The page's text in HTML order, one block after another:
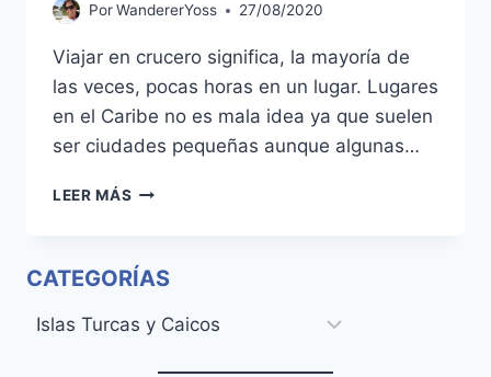
PorWandererYoss 27/08/2020
Viajar en crucero significa, la mayoría de
las veces, pocas horas en un lugar. Lugares
en el Caribe no es mala idea ya que suelen
ser ciudades pequeñas aunque algunas…
LEER MÁS ¿QUÉ
EN
A
CATEGORÍAS
Categorías